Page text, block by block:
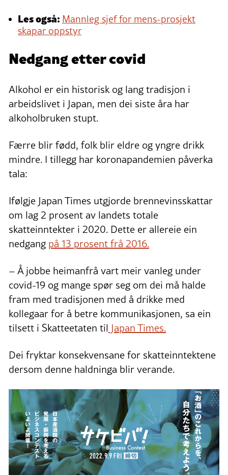
Les også: Mannleg sjef for mens-prosjekt
skapar oppstyr
Nedgang etter covid
Alkohol er ein historisk og lang tradisjon i
arbeidslivet i Japan, men dei siste åra har
alkoholbruken stupt.
Færre blir fødd, folk blir eldre og yngre drikk
mindre. I tillegg har koronapandemien påverka
tala:
Ifølgje Japan Times utgjorde brennevinsskattar
om lag 2 prosent av landets totale
skatteinntekter i 2020. Dette er allereie ein
nedgang på 13 prosent frå 2016.
– Å jobbe heimanfrå vart meir vanleg under
covid-19 og mange spør seg om dei må halde
fram med tradisjonen med å drikke med
kollegaar for å betre kommunikasjonen, sa ein
tilsett i Skatteetaten til Japan Times.
Dei fryktar konsekvensane for skatteinntektene
dersom denne haldninga blir verande.